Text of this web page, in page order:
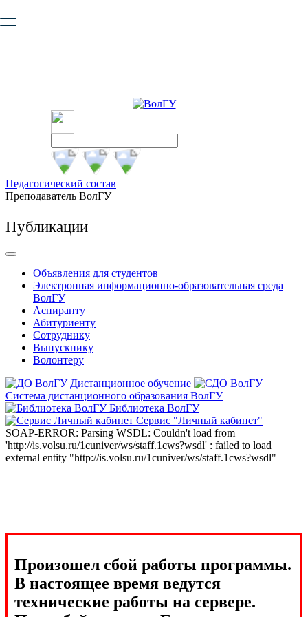
безопасную работу с сайтом. Пожалуйста
Педагогический состав
Преподаватель ВолГУ
Публикации
Объявления для студентов
Электронная информационно-образовательная среда
ВолГУ
Аспиранту
Абитуриенту
Сотруднику
Выпускнику
Волонтеру
Дистанционное обучение
Система дистанционного образования ВолГУ
Библиотека ВолГУ
Сервис "Личный кабинет"
SOAP-ERROR: Parsing WSDL: Couldn't load from
'http://is.volsu.ru/1cuniver/ws/staff.1cws?wsdl' : failed to load
external entity "http://is.volsu.ru/1cuniver/ws/staff.1cws?wsdl"
Произошел сбой работы программы.
В настоящее время ведутся
технические работы на сервере.